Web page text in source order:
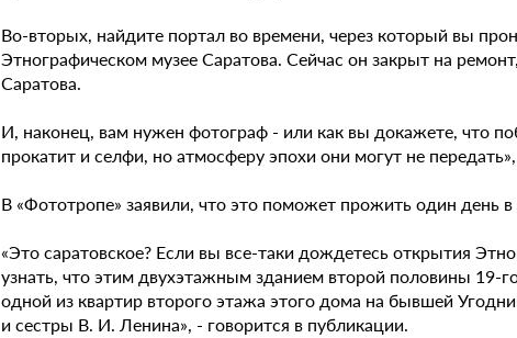
Во-вторых, найдите портал во времени, через который вы
Этнографическом музее Саратова. Сейчас он закрыт на
Саратова.
И, наконец, вам нужен фотограф - или как вы докажете, что
прокатит и селфи, но атмосферу эпохи они могут не
В «Фототропе» заявили, что это поможет прожить один день
«Это саратовское? Если вы все-таки дождетесь открытия
узнать, что этим двухэтажным зданием второй половины
одной из квартир второго этажа этого дома на бывшей
и сестры В. И. Ленина», - говорится в публикации.